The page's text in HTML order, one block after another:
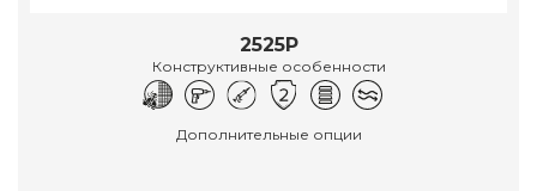
2525Р
Конструктивные особенности
Дополнительные опции